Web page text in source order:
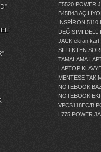
E5520 POWER
B45B43
İNSPİRON
DEĞİŞİMİ
DELL
JACK ekran
SİLDİKTEN
TAMALAMA
LAPTOP
MENTEŞE
NOTEBOOK
NOTEBOOK
VPCS118EC/B
L775 POWER